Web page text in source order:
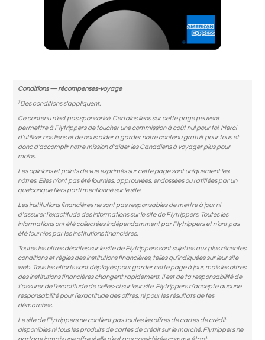
Conditions — récompenses-voyage
†Des conditions s'appliquent.
Ce contenu n’est pas sponsorisé. Certains liens sur cette page peuvent
permettre à Flytrippers de toucher une commission à coût nul pour toi. Merci
d’utiliser nos liens et de nous aider à garder notre contenu gratuit pour tous et
donc d’accomplir notre mission d’aider les Canadiens à voyager plus pour
moins.
Les opinions et points de vue exprimés sur cette page sont uniquement les
nôtres. Elles n’ont pas été fournies, approuvées, endossées ou ratifiées par un
quelconque tiers parti mentionné sur le site.
Les institutions financières ne sont pas responsables de mettre à jour ni
d’assurer l’exactitude des informations sur le site de Flytrippers. Toutes les
informations ont été collectées indépendamment par Flytrippers et n’ont pas
été fournies par les institutions financières.
Toutes les offres décrites sur le site de Flytrippers sont sujettes aux plus récentes
conditions et règles des institutions financières, telles qu’indiquées sur leur site
web. Tous les efforts sont déployés pour garder cette page à jour, mais les offres
des institutions financières changent rapidement. Il est de ta responsabilité de
t’assurer de l’exactitude de celles-ci sur leur site. Flytrippers n’accepte aucune
responsabilité pour l’exactitude des offres, ni pour les résultats de tes
démarches.
Le site de Flytrippers ne contient pas toutes les offres de cartes de crédit
disponibles ni tous les produits de cartes de crédit sur le marché. Flytrippers ne